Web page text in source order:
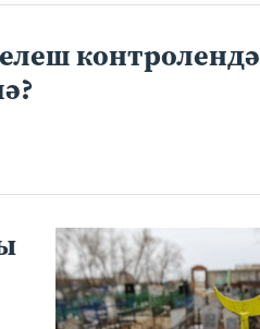
контролендә